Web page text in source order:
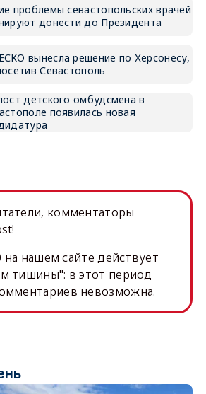
проблемы севастопольских врачей
донести до Президента
вынесла решение по Херсонесу,
Севастополь
детского омбудсмена в
появилась новая
комментаторы
на нашем сайте действует
тишины": в этот период
невозможна.